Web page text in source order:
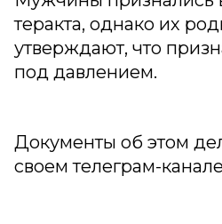
теракта, однако их
утверждают, что
под давлением.
Документы об этом
своем телеграм-канале